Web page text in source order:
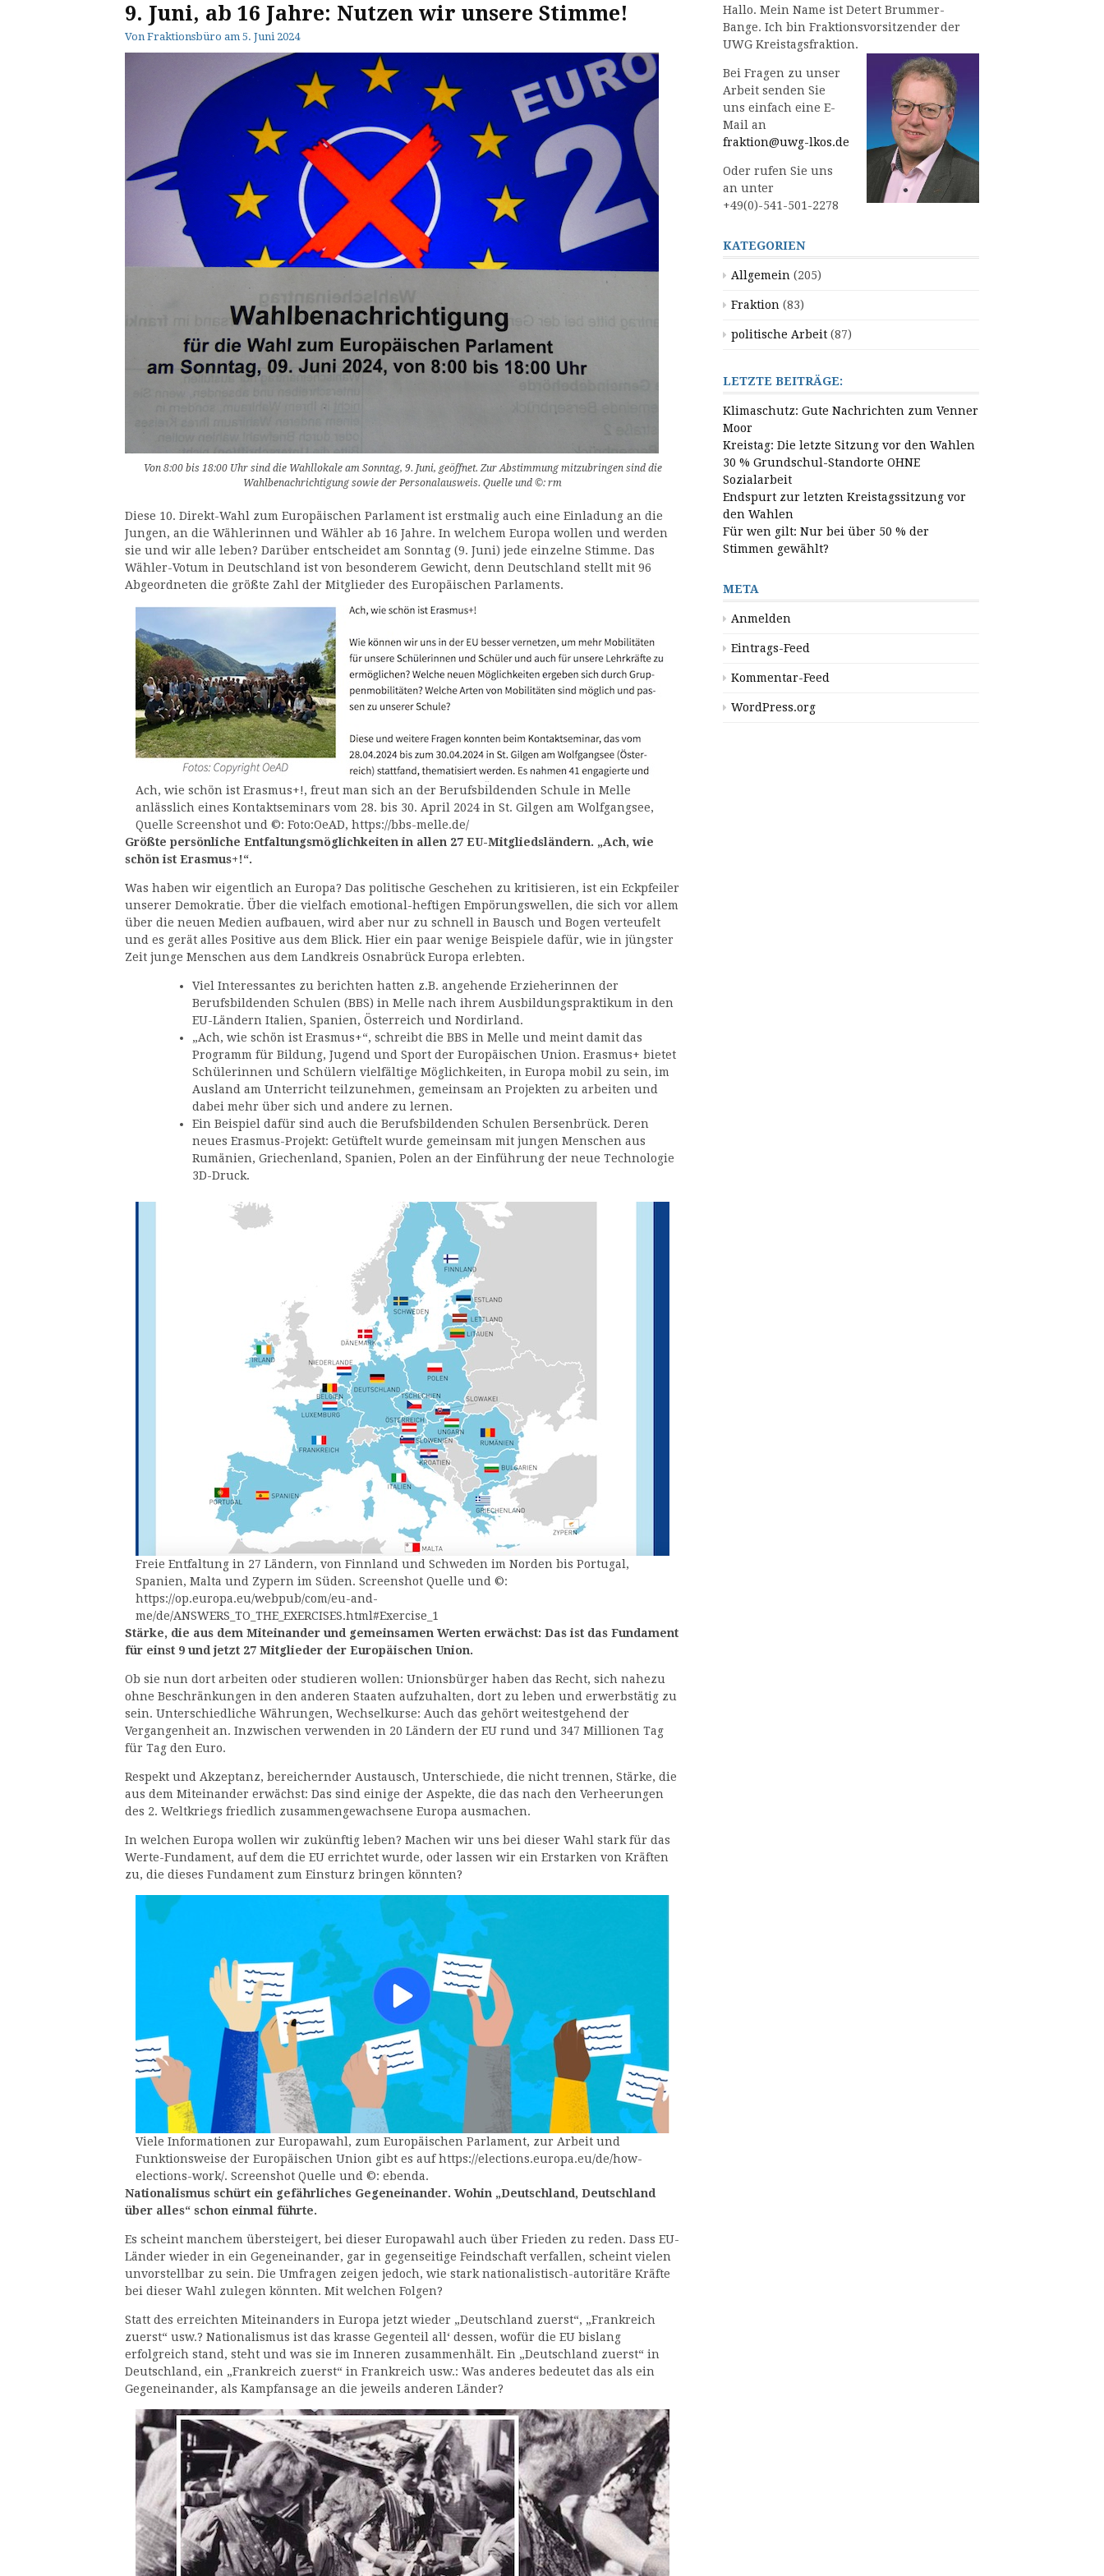
9. Juni, ab 16 Jahre: Nutzen wir unsere Stimme!
Von Fraktionsbüro am 5. Juni 2024
Von 8:00 bis 18:00 Uhr sind die Wahllokale am Sonntag, 9. Juni, geöffnet. Zur Abstimmung mitzubringen sind die
Wahlbenachrichtigung sowie der Personalausweis. Quelle und ©: rm
Diese 10. Direkt-Wahl zum Europäischen Parlament ist erstmalig auch eine Einladung an die
Jungen, an die Wählerinnen und Wähler ab 16 Jahre. In welchem Europa wollen und werden
sie und wir alle leben? Darüber entscheidet am Sonntag (9. Juni) jede einzelne Stimme. Das
Wähler-Votum in Deutschland ist von besonderem Gewicht, denn Deutschland stellt mit 96
Abgeordneten die größte Zahl der Mitglieder des Europäischen Parlaments.
Ach, wie schön ist Erasmus+!, freut man sich an der Berufsbildenden Schule in Melle
anlässlich eines Kontaktseminars vom 28. bis 30. April 2024 in St. Gilgen am Wolfgangsee,
Quelle Screenshot und ©: Foto:OeAD, https://bbs-melle.de/
Größte persönliche Entfaltungsmöglichkeiten in allen 27 EU-Mitgliedsländern. „Ach, wie
schön ist Erasmus+!“.
Was haben wir eigentlich an Europa? Das politische Geschehen zu kritisieren, ist ein Eckpfeiler
unserer Demokratie. Über die vielfach emotional-heftigen Empörungswellen, die sich vor allem
über die neuen Medien aufbauen, wird aber nur zu schnell in Bausch und Bogen verteufelt
und es gerät alles Positive aus dem Blick. Hier ein paar wenige Beispiele dafür, wie in jüngster
Zeit junge Menschen aus dem Landkreis Osnabrück Europa erlebten.
Viel Interessantes zu berichten hatten z.B. angehende Erzieherinnen der
Berufsbildenden Schulen (BBS) in Melle nach ihrem Ausbildungspraktikum in den
EU-Ländern Italien, Spanien, Österreich und Nordirland.
„Ach, wie schön ist Erasmus+“, schreibt die BBS in Melle und meint damit das
Programm für Bildung, Jugend und Sport der Europäischen Union. Erasmus+ bietet
Schülerinnen und Schülern vielfältige Möglichkeiten, in Europa mobil zu sein, im
Ausland am Unterricht teilzunehmen, gemeinsam an Projekten zu arbeiten und
dabei mehr über sich und andere zu lernen.
Ein Beispiel dafür sind auch die Berufsbildenden Schulen Bersenbrück. Deren
neues Erasmus-Projekt: Getüftelt wurde gemeinsam mit jungen Menschen aus
Rumänien, Griechenland, Spanien, Polen an der Einführung der neue Technologie
3D-Druck.
Freie Entfaltung in 27 Ländern, von Finnland und Schweden im Norden bis Portugal,
Spanien, Malta und Zypern im Süden. Screenshot Quelle und ©:
https://op.europa.eu/webpub/com/eu-and-
me/de/ANSWERS_TO_THE_EXERCISES.html#Exercise_1
Stärke, die aus dem Miteinander und gemeinsamen Werten erwächst: Das ist das Fundament
für einst 9 und jetzt 27 Mitglieder der Europäischen Union.
Ob sie nun dort arbeiten oder studieren wollen: Unionsbürger haben das Recht, sich nahezu
ohne Beschränkungen in den anderen Staaten aufzuhalten, dort zu leben und erwerbstätig zu
sein. Unterschiedliche Währungen, Wechselkurse: Auch das gehört weitestgehend der
Vergangenheit an. Inzwischen verwenden in 20 Ländern der EU rund und 347 Millionen Tag
für Tag den Euro.
Respekt und Akzeptanz, bereichernder Austausch, Unterschiede, die nicht trennen, Stärke, die
aus dem Miteinander erwächst: Das sind einige der Aspekte, die das nach den Verheerungen
des 2. Weltkriegs friedlich zusammengewachsene Europa ausmachen.
In welchen Europa wollen wir zukünftig leben? Machen wir uns bei dieser Wahl stark für das
Werte-Fundament, auf dem die EU errichtet wurde, oder lassen wir ein Erstarken von Kräften
zu, die dieses Fundament zum Einsturz bringen könnten?
Viele Informationen zur Europawahl, zum Europäischen Parlament, zur Arbeit und
Funktionsweise der Europäischen Union gibt es auf https://elections.europa.eu/de/how-
elections-work/. Screenshot Quelle und ©: ebenda.
Nationalismus schürt ein gefährliches Gegeneinander. Wohin „Deutschland, Deutschland
über alles“ schon einmal führte.
Es scheint manchem übersteigert, bei dieser Europawahl auch über Frieden zu reden. Dass EU-
Länder wieder in ein Gegeneinander, gar in gegenseitige Feindschaft verfallen, scheint vielen
unvorstellbar zu sein. Die Umfragen zeigen jedoch, wie stark nationalistisch-autoritäre Kräfte
bei dieser Wahl zulegen könnten. Mit welchen Folgen?
Statt des erreichten Miteinanders in Europa jetzt wieder „Deutschland zuerst“, „Frankreich
zuerst“ usw.? Nationalismus ist das krasse Gegenteil all‘ dessen, wofür die EU bislang
erfolgreich stand, steht und was sie im Inneren zusammenhält. Ein „Deutschland zuerst“ in
Deutschland, ein „Frankreich zuerst“ in Frankreich usw.: Was anderes bedeutet das als ein
Gegeneinander, als Kampfansage an die jeweils anderen Länder?
Hallo. Mein Name ist Detert Brummer-
Bange. Ich bin Fraktionsvorsitzender der
UWG Kreistagsfraktion.
Bei Fragen zu unser
Arbeit senden Sie
uns einfach eine E-
Mail an
fraktion@uwg-lkos.de
Oder rufen Sie uns
an unter
+49(0)-541-501-2278
KATEGORIEN
Allgemein (205)
Fraktion (83)
politische Arbeit (87)
LETZTE BEITRÄGE:
Klimaschutz: Gute Nachrichten zum Venner
Moor
Kreistag: Die letzte Sitzung vor den Wahlen
30 % Grundschul-Standorte OHNE
Sozialarbeit
Endspurt zur letzten Kreistagssitzung vor
den Wahlen
Für wen gilt: Nur bei über 50 % der
Stimmen gewählt?
META
Anmelden
Eintrags-Feed
Kommentar-Feed
WordPress.org